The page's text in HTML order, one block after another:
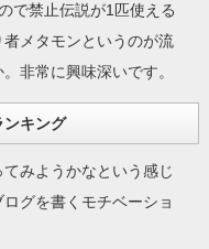
で禁止伝説が1匹使える
メタモンというのが流
非常に興味深いです。
ンキング
みようかなという感じ
グを書くモチベーショ